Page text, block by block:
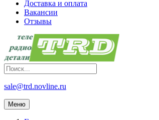
Доставка и оплата
Вакансии
Отзывы
sale@trd.novline.ru
Меню